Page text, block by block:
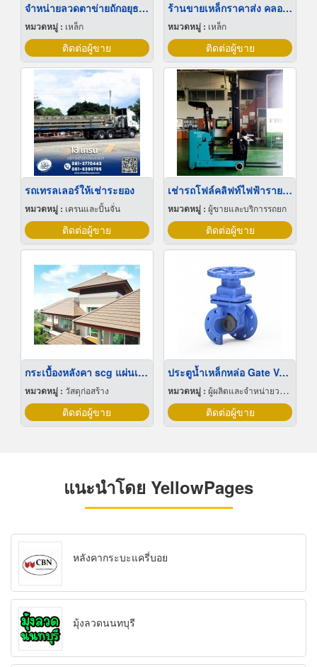
จำหน่ายลวดตาข่ายถักอยุธยา
หมวดหมู่ : เหล็ก
ติดต่อผู้ขาย
ร้านขายเหล็กราคาส่ง คลองเจ็ด
หมวดหมู่ : เหล็ก
ติดต่อผู้ขาย
รถเทรลเลอร์ให้เช่าระยอง
หมวดหมู่ : เครนและปั้นจั่น
ติดต่อผู้ขาย
เช่ารถโฟล์คลิฟท์ไฟฟ้ารายวัน สมุทรปราการ
หมวดหมู่ : ผู้ขายและบริการรถยก
ติดต่อผู้ขาย
กระเบื้องหลังคา scg แผ่นเรียบ
หมวดหมู่ : วัสดุก่อสร้าง
ติดต่อผู้ขาย
ประตูน้ำเหล็กหล่อ Gate Valve มอก.1413-2540
หมวดหมู่ : ผู้ผลิตและจำหน่ายวาล์ว
ติดต่อผู้ขาย
แนะนำโดย YellowPages
หลังคากระบะแครี่บอย
มุ้งลวดนนทบุรี